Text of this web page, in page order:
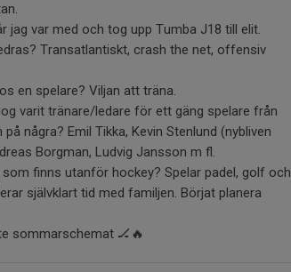
jag var med och tog upp Tumba J18 till elit.
Transatlantiskt, crash the net, offensiv
en spelare? Viljan att träna.
varit tränare/ledare för ett gäng spelare från
några? Emil Tikka, Kevin Stenlund (nybliven
Borgman, Ludvig Jansson m fl.
finns utanför hockey? Spelar padel, golf och
självklart tid med familjen. Börjat planera
sommarschemat 🏒🔥